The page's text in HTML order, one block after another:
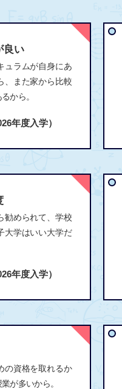
良い
ュラムが自身にあ
、また家から比較
から。
年度入学）
勧められて、学校
大学はいい大学だ
年度入学）
の資格を取れるか
が多いから。